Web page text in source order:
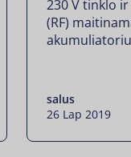
230 V tinklo
(RF)
salus
26 Lap 2019